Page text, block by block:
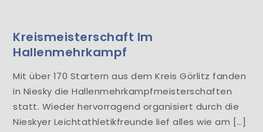
Kreismeisterschaft Im
Hallenmehrkampf
Mit über 170 Startern aus dem Kreis Görlitz fanden
in Niesky die Hallenmehrkampfmeisterschaften
statt. Wieder hervorragend organisiert durch die
Nieskyer Leichtathletikfreunde lief alles wie am […]